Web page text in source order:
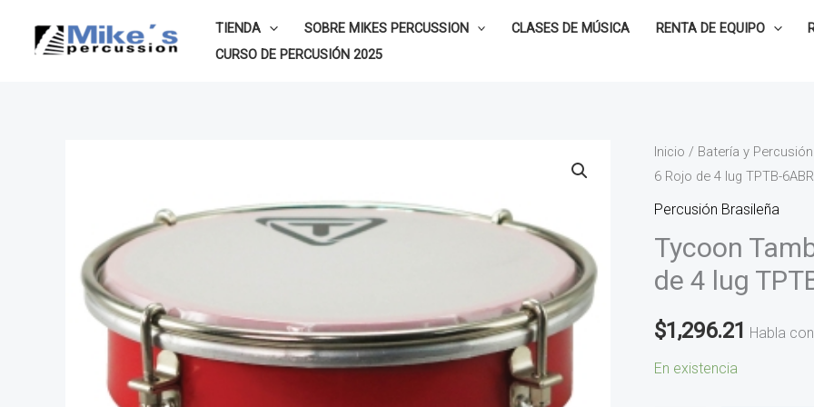
TIENDA SOBRE MIKES PERCUSSION CLASES DE MÚSICA RENTA DE EQUIPO
CURSO DE PERCUSIÓN 2025
Inicio / Batería y Percusión
6 Rojo de 4 lug TPTB-6ABR
Percusión Brasileña
Tycoon
de 4 lug
$1,296.21 Habla
En existencia
Tycoon
Tamborim
de
de
6
de
4